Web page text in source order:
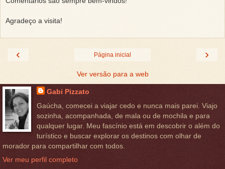
Agradeço a visita!
‹ ›
Página inicial
Ver versão para a web
Gabi Pizzato
Gaúcha, comecei a viajar cedo e nunca mais parei. Viajo
sozinha, acompanhada, de mala ou de mochila e para
qualquer lugar. Meu fascínio está em descobrir o além do
turístico e buscar explorar os destinos com olhar de
morador para compartilhar com todos.
Ver meu perfil completo